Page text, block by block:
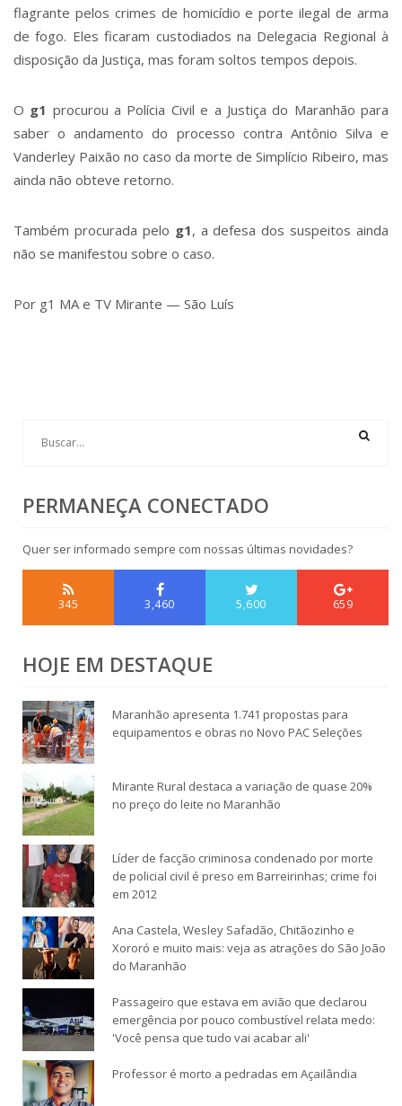
flagrante pelos crimes de homicídio e porte ilegal de arma
de fogo. Eles ficaram custodiados na Delegacia Regional à
disposição da Justiça, mas foram soltos tempos depois.
O g1 procurou a Polícia Civil e a Justiça do Maranhão para
saber o andamento do processo contra Antônio Silva e
Vanderley Paixão no caso da morte de Simplício Ribeiro, mas
ainda não obteve retorno.
Também procurada pelo g1, a defesa dos suspeitos ainda
não se manifestou sobre o caso.
Por g1 MA e TV Mirante — São Luís
PERMANEÇA CONECTADO
Quer ser informado sempre com nossas últimas novidades?
345 3,460 5,600 659
HOJE EM DESTAQUE
Maranhão apresenta 1.741 propostas para
equipamentos e obras no Novo PAC Seleções
Mirante Rural destaca a variação de quase 20%
no preço do leite no Maranhão
Líder de facção criminosa condenado por morte
de policial civil é preso em Barreirinhas; crime foi
em 2012
Ana Castela, Wesley Safadão, Chitãozinho e
Xororó e muito mais: veja as atrações do São João
do Maranhão
Passageiro que estava em avião que declarou
emergência por pouco combustível relata medo:
'Você pensa que tudo vai acabar ali'
Professor é morto a pedradas em Açailândia